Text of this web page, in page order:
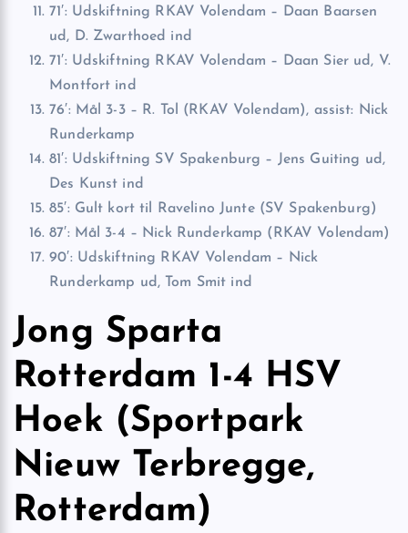
71′: Udskiftning RKAV Volendam – Daan Baarsen
ud, D. Zwarthoed ind
71′: Udskiftning RKAV Volendam – Daan Sier ud, V.
Montfort ind
76′: Mål 3-3 – R. Tol (RKAV Volendam), assist: Nick
Runderkamp
81′: Udskiftning SV Spakenburg – Jens Guiting ud,
Des Kunst ind
85′: Gult kort til Ravelino Junte (SV Spakenburg)
87′: Mål 3-4 – Nick Runderkamp (RKAV Volendam)
90′: Udskiftning RKAV Volendam – Nick
Runderkamp ud, Tom Smit ind
Jong Sparta
Rotterdam 1-4 HSV
Hoek (Sportpark
Nieuw Terbregge,
Rotterdam)